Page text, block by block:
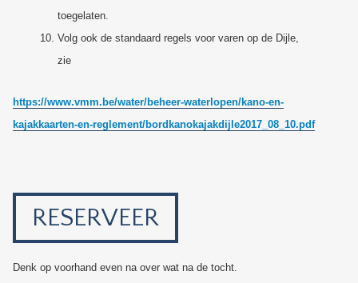
toegelaten.
Volg ook de standaard regels voor varen op de Dijle,
zie
https://www.vmm.be/water/beheer-waterlopen/kano-en-
kajakkaarten-en-reglement/bordkanokajakdijle2017_08_10.pdf
RESERVEER
Denk op voorhand even na over wat na de tocht.